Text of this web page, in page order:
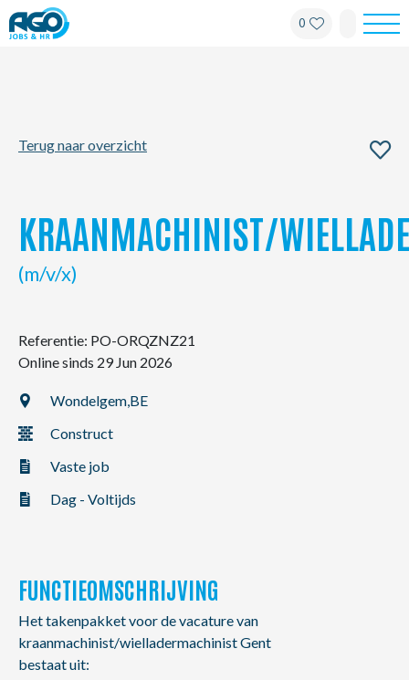
0
Contact
NL FR EN
Terug naar overzicht
KRAANMACHINIST/
(m/v/x)
Referentie: PO-ORQZNZ21
Online sinds 29 Jun 2026
Wondelgem,BE
Construct
Vaste job
Dag - Voltijds
FUNCTIEOMSCHRIJVING
Het takenpakket voor de vacature van
kraanmachinist/wielladermachinist Gent
bestaat uit: